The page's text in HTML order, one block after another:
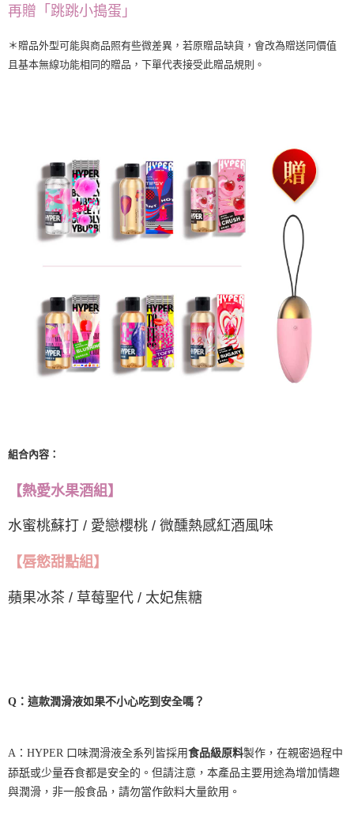
再贈「跳跳小搗蛋」
＊贈品外型可能與商品照有些微差異，若原贈品缺貨，會改為贈送同價值
且基本無線功能相同的贈品，下單代表接受此贈品規則。
組合內容：
【熱愛水果酒組】
水蜜桃蘇打 / 愛戀櫻桃 / 微醺熱感紅酒風味
【唇慾甜點組】
蘋果冰茶 / 草莓聖代 / 太妃焦糖
Q：這款潤滑液如果不小心吃到安全嗎？
A ： HYPER 口味潤滑液全系列皆採用食品級原料製作，在親密過程中
舔舐或少量吞食都是安全的。但請注意，本產品主要用途為增加情趣
與潤滑，非一般食品，請勿當作飲料大量飲用。